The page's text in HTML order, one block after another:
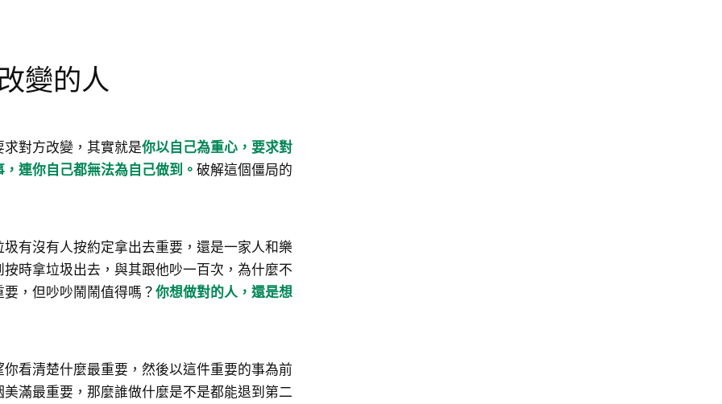
變的人
對方改變，其實就是你以自己為重心，要求對
連你自己都無法為自己做到。 破解這個僵局的
有沒有人按約定拿出去重要，還是一家人和樂
時拿垃圾出去，與其跟他吵一百次，為什麼不
，但吵吵鬧鬧值得嗎？ 你想做對的人，還是想
看清楚什麼最重要，然後以這件重要的事為前
滿最重要，那麼誰做什麼是不是都能退到第二